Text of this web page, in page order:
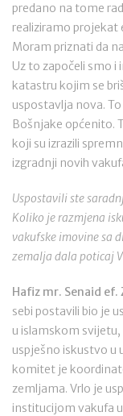
predano na tome
realiziramo projekat
Moram priznati da
Uz to započeli smo
katastru kojim se
uspostavlja nova.
Bošnjake općenito.
koji su izrazili
izgradnji novih
Uspostavili ste
Koliko je razmjena
vakufske imovine sa
zemalja dala poticaj
Hafiz mr. Senaid ef.
sebi postavili bio je
u islamskom
uspješno iskustvo u
komitet je
zemljama. Vrlo je
institucijom vakufa